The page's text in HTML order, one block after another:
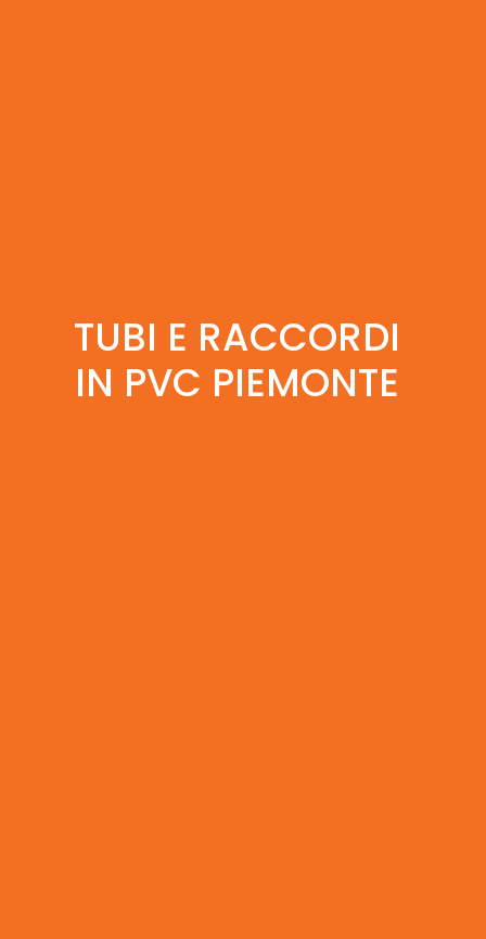
TUBI E RACCORDI
IN PVC PIEMONTE